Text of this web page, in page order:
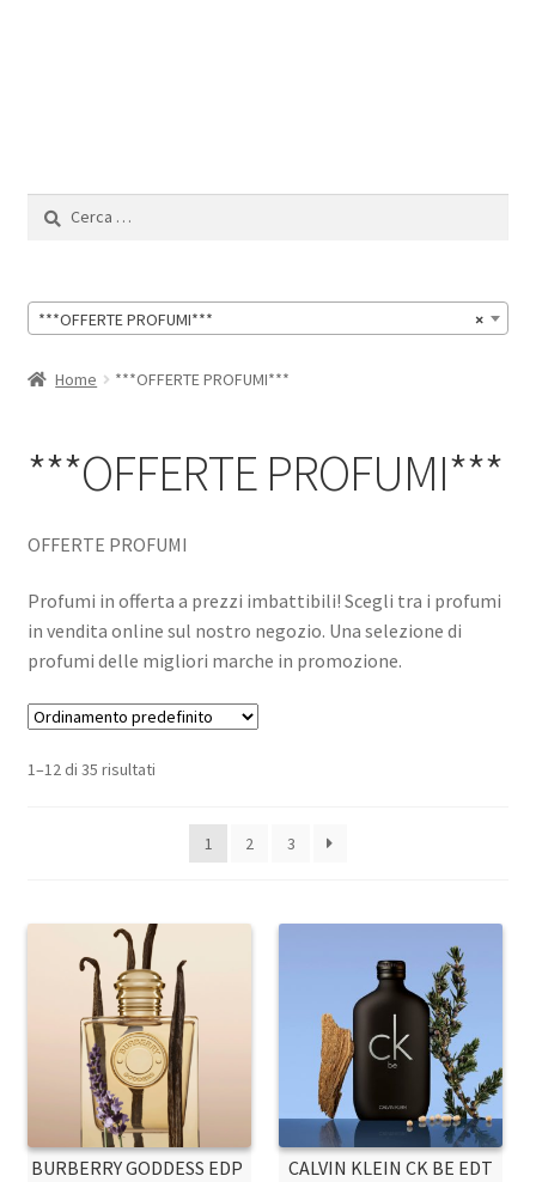
×
***OFFERTE PROFUMI***
Home ***OFFERTE PROFUMI***
***OFFERTE PROFUMI***
OFFERTE PROFUMI
Profumi in offerta a prezzi imbattibili! Scegli tra i profumi
in vendita online sul nostro negozio. Una selezione di
profumi delle migliori marche in promozione.
1–12 di 35 risultati
1 2 3
BURBERRY GODDESS EDP CALVIN KLEIN CK BE EDT